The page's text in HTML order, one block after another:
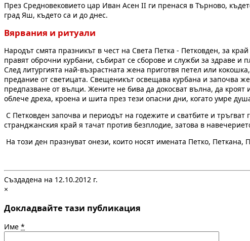
През Средновековието цар Иван Асен II ги пренася в Търново,
град Яш, където са и до днес.
Вярвания и ритуали
Народът смята празникът в чест на Света Петка - Петковден, за
правят оброчни курбани, събират се сборове и служби за здраве
След литургията най-възрастната жена приготвя петел или
предание от светицата. Свещеникът освещава курбана и започва
предпазване от вълци. Жените не бива да докосват вълна, да
облече дреха, кроена и шита през тези опасни дни, когато умре
С Петковден започва и периодът на годежите и сватбите и
странджанския край я тачат против безплодие, затова в
На този ден празнуват онези, които носят имената Петко,
Създадена на 12.10.2012 г.
×
Докладвайте тази публикация
Име *